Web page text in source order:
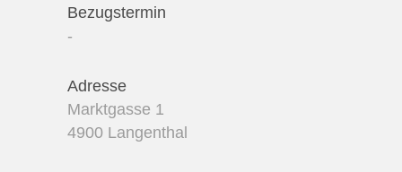
Bezugstermin
-
Adresse
Marktgasse 1
4900 Langenthal